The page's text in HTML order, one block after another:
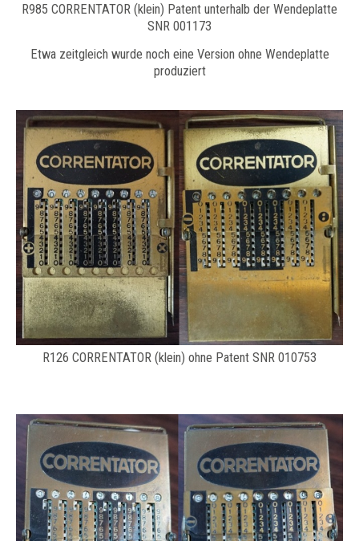
R985 CORRENTATOR (klein) Patent unterhalb der Wendeplatte
SNR 001173
Etwa zeitgleich wurde noch eine Version ohne Wendeplatte
produziert
R126 CORRENTATOR (klein) ohne Patent SNR 010753